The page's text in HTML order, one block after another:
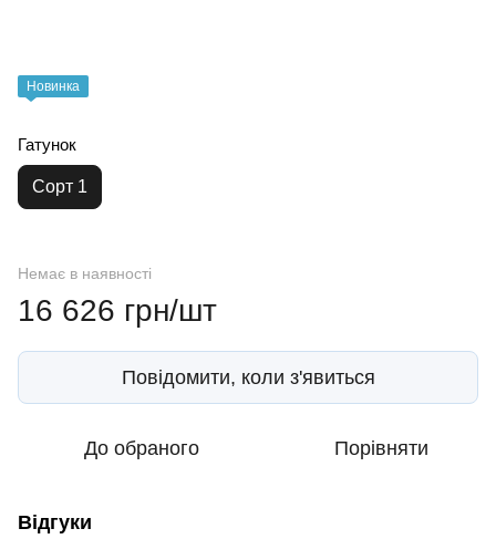
Новинка
Гатунок
Сорт 1
Немає в наявності
16 626 грн/шт
Повідомити, коли з'явиться
До обраного Порівняти
Відгуки